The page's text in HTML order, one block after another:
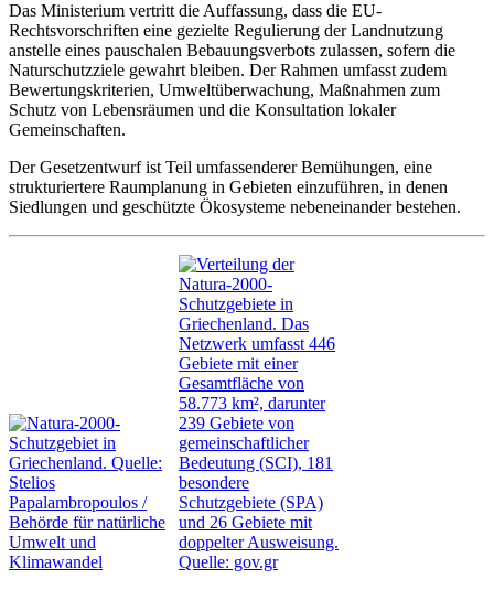
Das Ministerium vertritt die Auffassung, dass die EU-
Rechtsvorschriften eine gezielte Regulierung der Landnutzung
anstelle eines pauschalen Bebauungsverbots zulassen, sofern die
Naturschutzziele gewahrt bleiben. Der Rahmen umfasst zudem
Bewertungskriterien, Umweltüberwachung, Maßnahmen zum
Schutz von Lebensräumen und die Konsultation lokaler
Gemeinschaften.
Der Gesetzentwurf ist Teil umfassenderer Bemühungen, eine
strukturiertere Raumplanung in Gebieten einzuführen, in denen
Siedlungen und geschützte Ökosysteme nebeneinander bestehen.